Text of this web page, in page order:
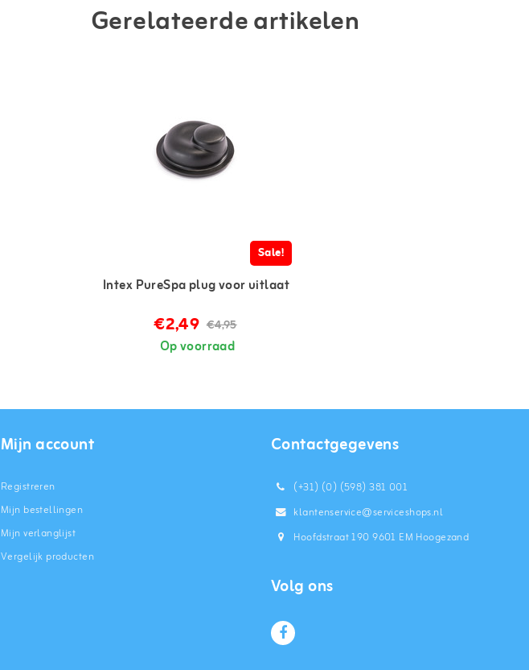
Gerelateerde artikelen
Sale!
Intex PureSpa plug voor uitlaat
€2,49 €4,95
Op voorraad
Mijn account
Registreren
Mijn bestellingen
Mijn verlanglijst
Vergelijk producten
Contactgegevens
(+31) (0) (598) 381 001
klantenservice@serviceshops.nl
Hoofdstraat 190 9601 EM Hoogezand
Volg ons